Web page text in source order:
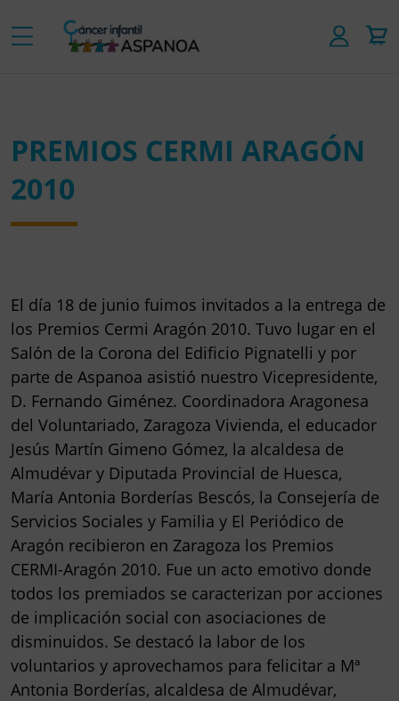
PREMIOS CERMI ARAGÓN
2010
El día 18 de junio fuimos invitados a la entrega de
los Premios Cermi Aragón 2010. Tuvo lugar en el
Salón de la Corona del Edificio Pignatelli y por
parte de Aspanoa asistió nuestro Vicepresidente,
D. Fernando Giménez. Coordinadora Aragonesa
del Voluntariado, Zaragoza Vivienda, el educador
Jesús Martín Gimeno Gómez, la alcaldesa de
Almudévar y Diputada Provincial de Huesca,
María Antonia Borderías Bescós, la Consejería de
Servicios Sociales y Familia y El Periódico de
Aragón recibieron en Zaragoza los Premios
CERMI-Aragón 2010. Fue un acto emotivo donde
todos los premiados se caracterizan por acciones
de implicación social con asociaciones de
disminuidos. Se destacó la labor de los
voluntarios y aprovechamos para felicitar a Mª
Antonia Borderías, alcaldesa de Almudévar,